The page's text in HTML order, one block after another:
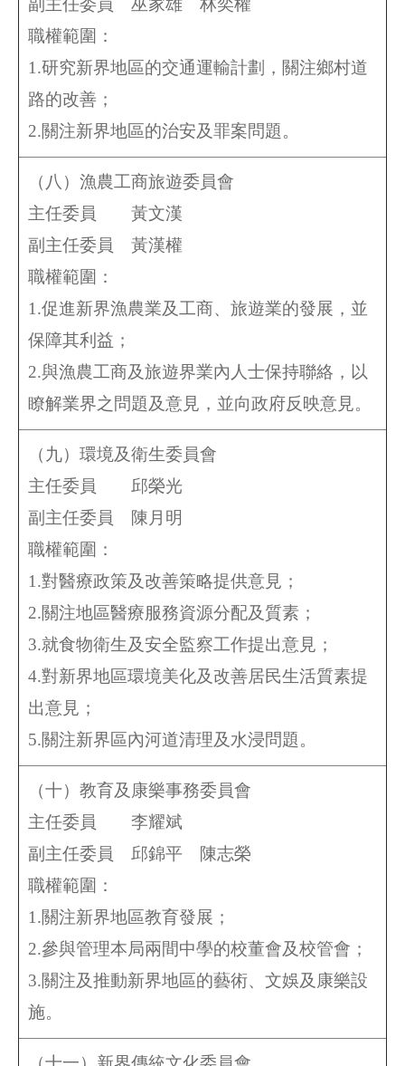
副主任委員 巫家雄 林奕權
職權範圍：
1.研究新界地區的交通運輸計劃，關注鄉村道
路的改善；
2.關注新界地區的治安及罪案問題。
（八）漁農工商旅遊委員會
主任委員 黃文漢
副主任委員 黃漢權
職權範圍：
1.促進新界漁農業及工商、旅遊業的發展，並
保障其利益；
2.與漁農工商及旅遊界業內人士保持聯絡，以
瞭解業界之問題及意見，並向政府反映意見。
（九）環境及衛生委員會
主任委員 邱榮光
副主任委員 陳月明
職權範圍：
1.對醫療政策及改善策略提供意見；
2.關注地區醫療服務資源分配及質素；
3.就食物衛生及安全監察工作提出意見；
4.對新界地區環境美化及改善居民生活質素提
出意見；
5.關注新界區內河道清理及水浸問題。
（十）教育及康樂事務委員會
主任委員 李耀斌
副主任委員 邱錦平 陳志榮
職權範圍：
1.關注新界地區教育發展；
2.參與管理本局兩間中學的校董會及校管會；
3.關注及推動新界地區的藝術、文娛及康樂設
施。